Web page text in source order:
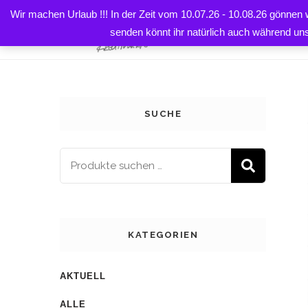
Wir machen Urlaub !!! In der Zeit vom 10.07.26 - 10.08.26
senden könnt ihr natürlich auch während
HOME
Startseite Shop Geschenkartikel Für Baby/Kind
SUCHE
KATEGORIEN
AKTUELL
ALLE